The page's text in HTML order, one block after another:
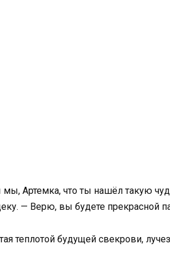
мы, Артемка, что ты нашёл такую
— Верю, вы будете прекрасной
теплотой будущей свекрови,